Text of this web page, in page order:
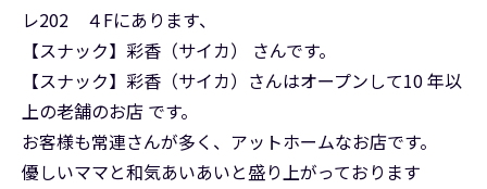
レ202 ４Fにあります、
【スナック】彩香（サイカ） さんです。
【スナック】彩香（サイカ）さんはオープンして10 年以
上の老舗のお店 です。
お客様も常連さんが多く、アットホームなお店です。
優しいママと和気あいあいと盛り上がっております